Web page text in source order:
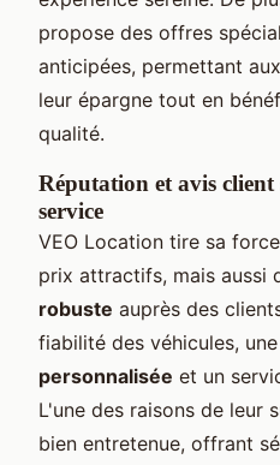
propose des offres
anticipées, permettant
leur épargne tout en
qualité.
Réputation et avis
service
VEO Location tire sa
prix attractifs, mais aussi
robuste auprès des
fiabilité des véhicules,
personnalisée et un
L'une des raisons de leur
bien entretenue, offrant